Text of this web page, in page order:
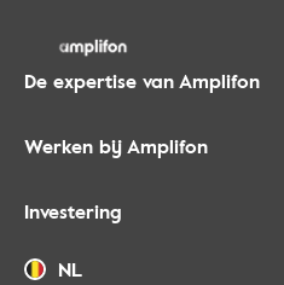
De expertise van Amplifon
Werken bij Amplifon
Investering
NL